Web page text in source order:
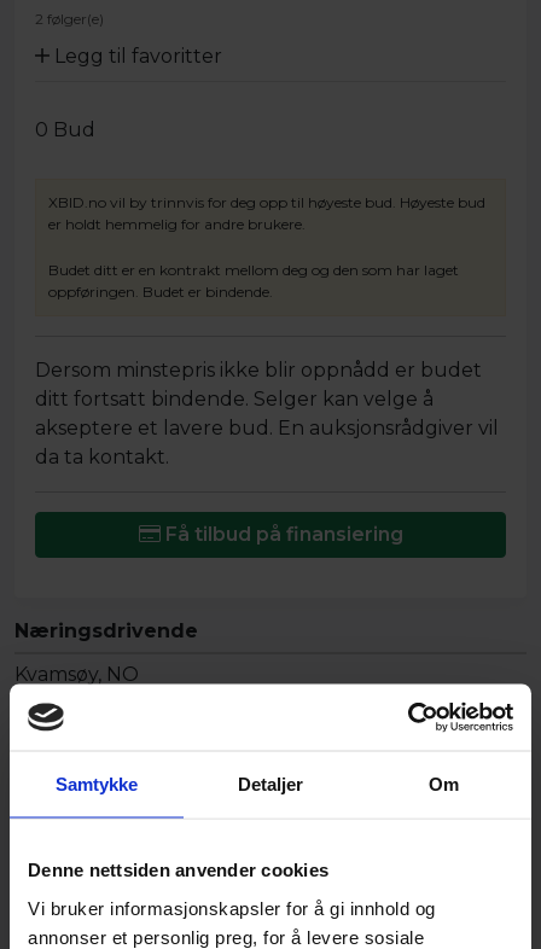
Samtykke Detaljer Om
Denne nettsiden anvender cookies
Vi bruker informasjonskapsler for å gi innhold og
annonser et personlig preg, for å levere sosiale
2 følger(e)
Legg til favoritter
0 Bud
XBID.no vil by trinnvis for deg opp til høyeste bud. Høyeste bud
er holdt hemmelig for andre brukere.
Budet ditt er en kontrakt mellom deg og den som har laget
oppføringen. Budet er bindende.
Dersom minstepris ikke blir oppnådd er budet
ditt fortsatt bindende. Selger kan velge å
akseptere et lavere bud. En auksjonsrådgiver vil
da ta kontakt.
Få tilbud på finansiering
Næringsdrivende
Kvamsøy, NO
Vis selgers andre objekter
Beskrivelse
Selger opplyser: